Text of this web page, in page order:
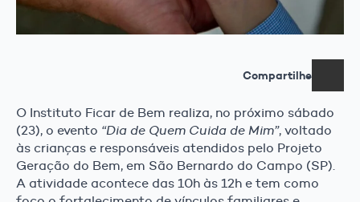
Compartilhe
O Instituto Ficar de Bem realiza, no próximo sábado
(23), o evento “Dia de Quem Cuida de Mim”, voltado
às crianças e responsáveis atendidos pelo Projeto
Geração do Bem, em São Bernardo do Campo (SP).
A atividade acontece das 10h às 12h e tem como